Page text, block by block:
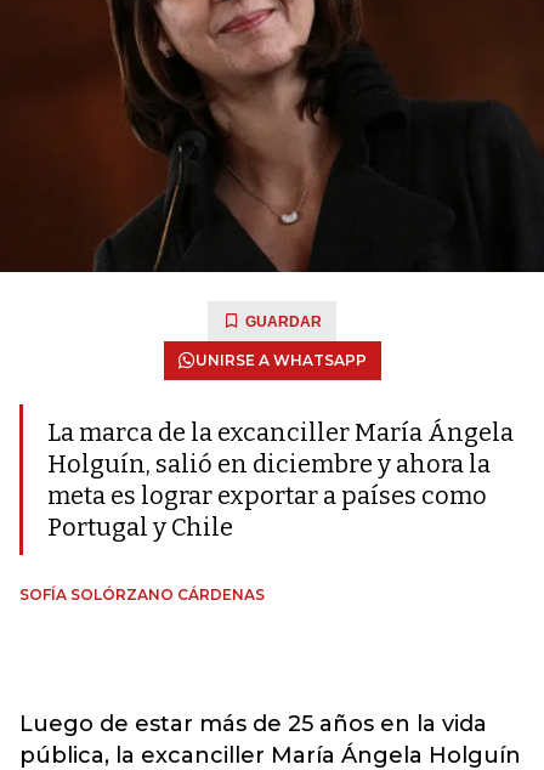
GUARDAR
UNIRSE A WHATSAPP
La marca de la excanciller María Ángela
Holguín, salió en diciembre y ahora la
meta es lograr exportar a países como
Portugal y Chile
SOFÍA SOLÓRZANO CÁRDENAS
Luego de estar más de 25 años en la vida
pública, la excanciller María Ángela Holguín